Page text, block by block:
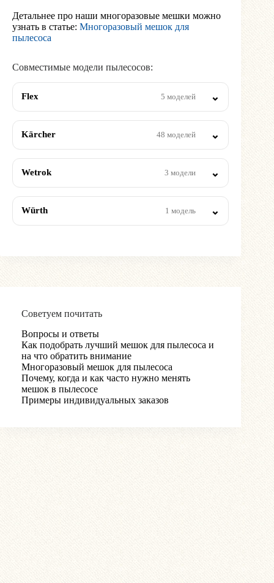
Детальнее про наши многоразовые мешки можно
узнать в статье: Многоразовый мешок для
пылесоса
Совместимые модели пылесосов:
Flex 5 моделей
Kärcher 48 моделей
Wetrok 3 модели
Würth 1 модель
Советуем почитать
Вопросы и ответы
Как подобрать лучший мешок для пылесоса и
на что обратить внимание
Многоразовый мешок для пылесоса
Почему, когда и как часто нужно менять
мешок в пылесосе
Примеры индивидуальных заказов